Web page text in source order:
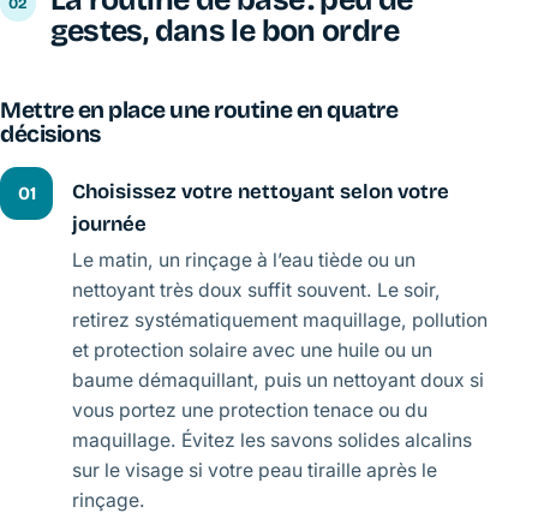
gestes, dans le bon ordre
Mettre en place une routine en quatre
décisions
01
Choisissez votre nettoyant selon votre
journée
Le matin, un rinçage à l’eau tiède ou un
nettoyant très doux suffit souvent. Le soir,
retirez systématiquement maquillage, pollution
et protection solaire avec une huile ou un
baume démaquillant, puis un nettoyant doux si
vous portez une protection tenace ou du
maquillage. Évitez les savons solides alcalins
sur le visage si votre peau tiraille après le
rinçage.